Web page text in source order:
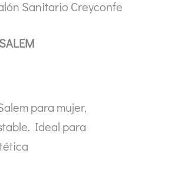
Sanitario Creyconfe
para mujer,
Ideal para